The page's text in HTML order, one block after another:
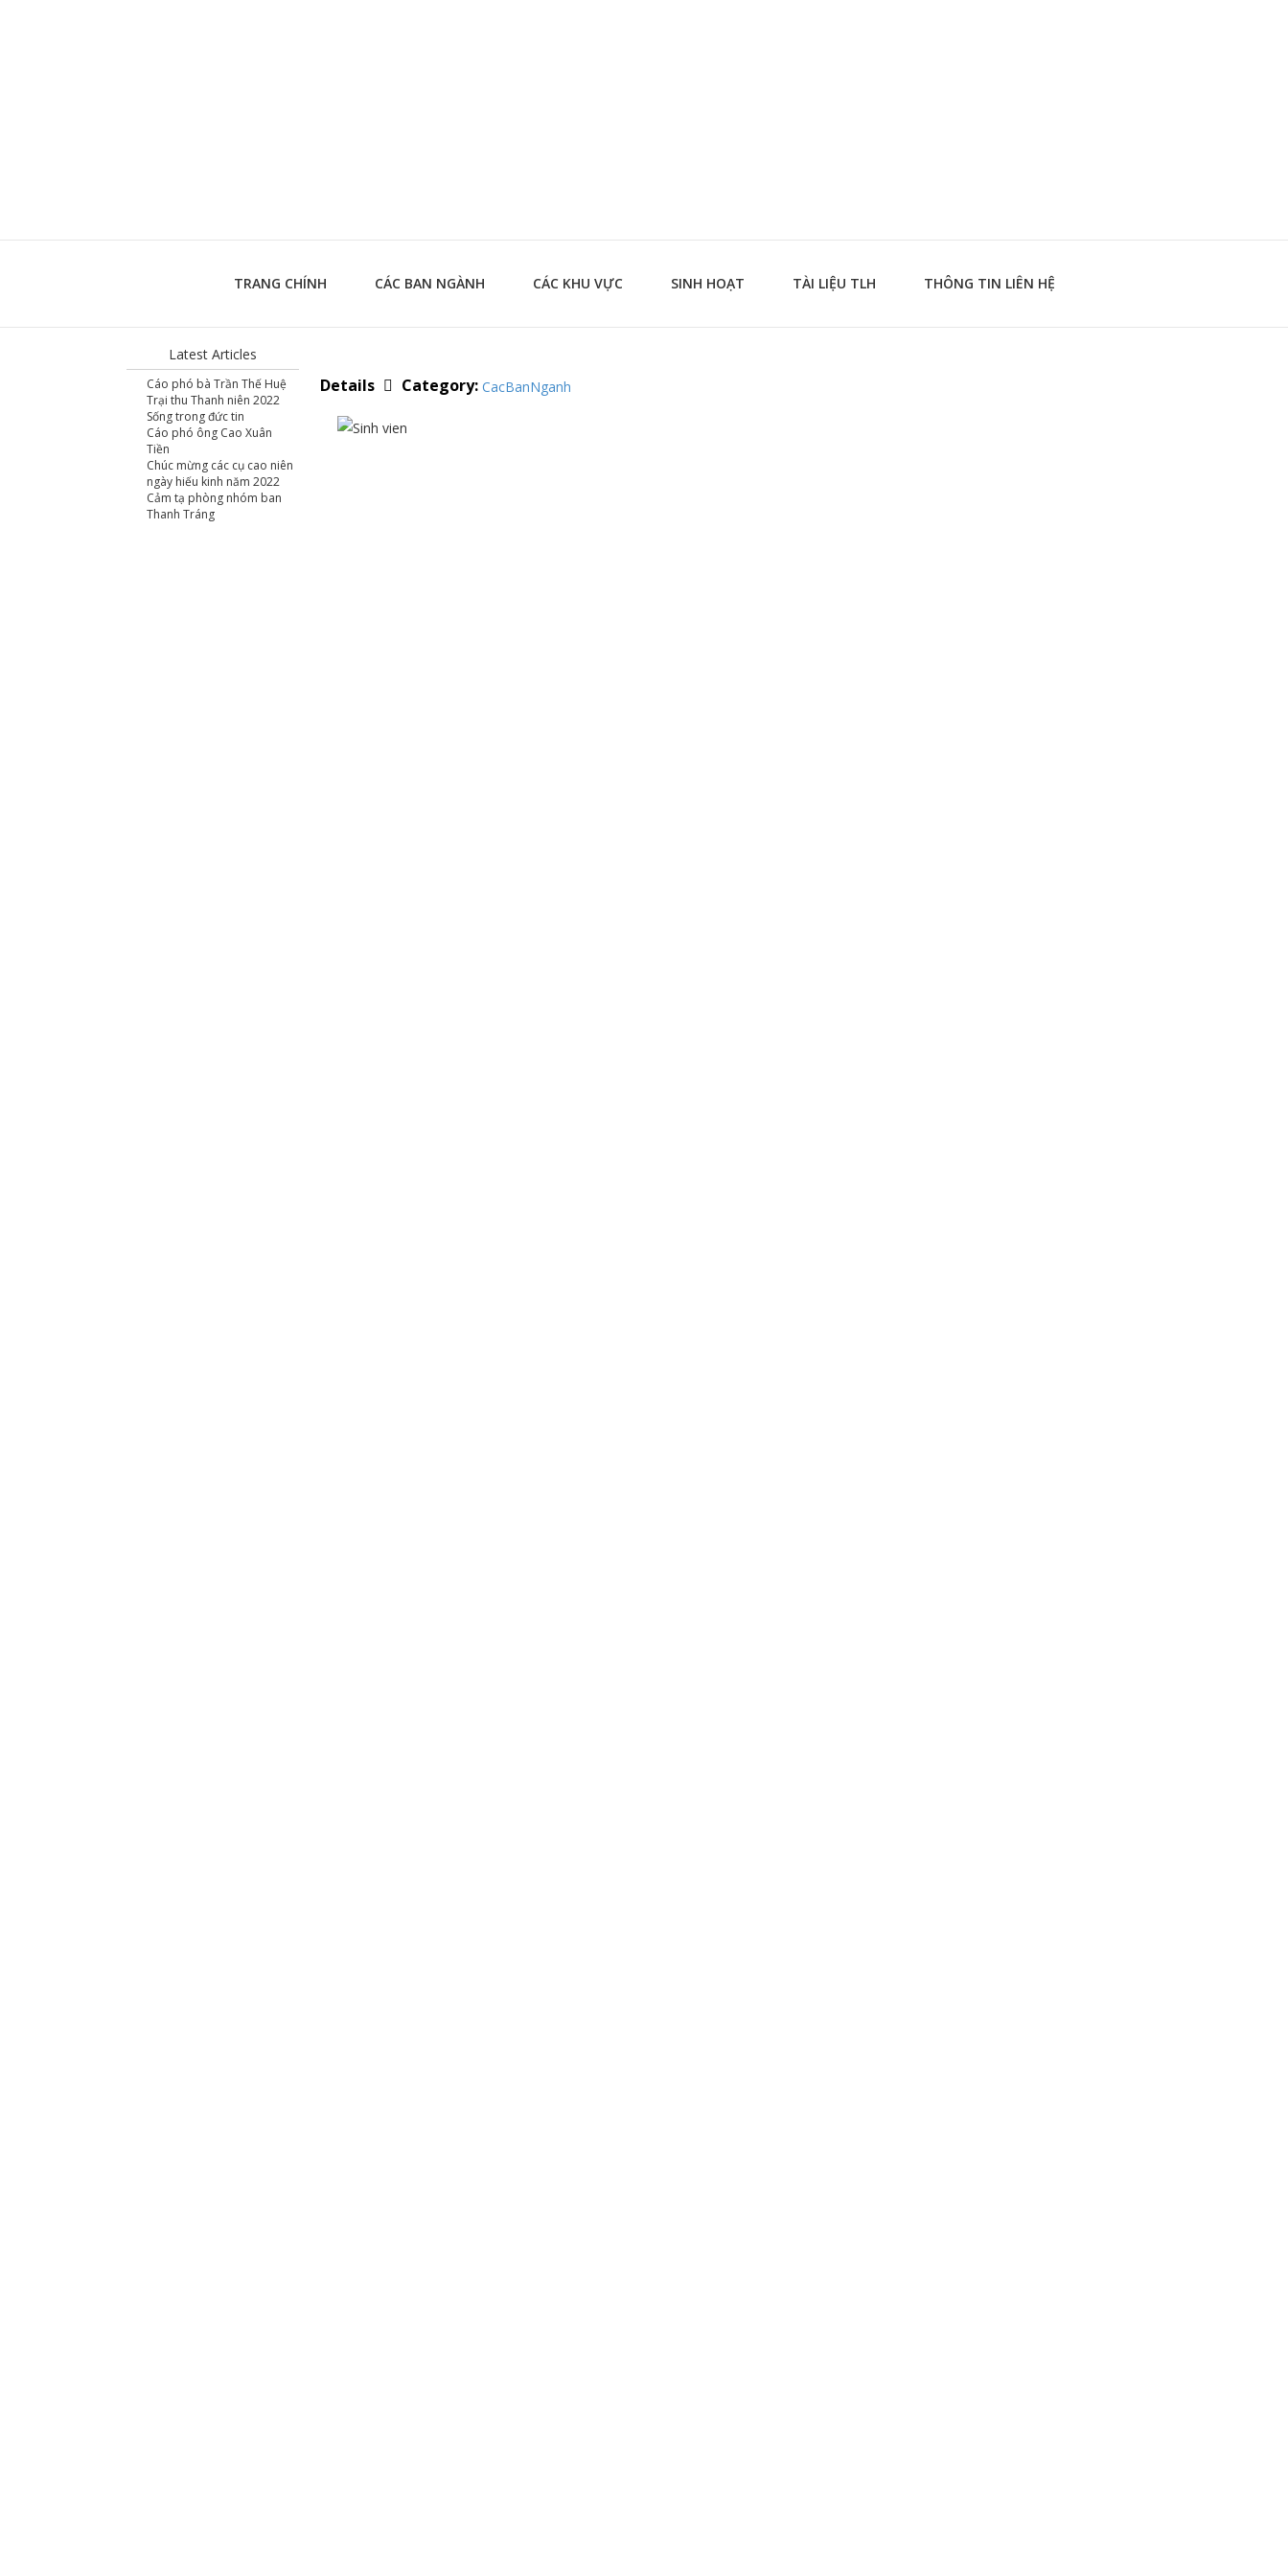
TRANG CHÍNH CÁC BAN NGÀNH CÁC KHU VỰC SINH HOẠT TÀI LIỆU TLH THÔNG TIN LIÊN HỆ
Latest Articles
Cáo phó bà Trần Thế Huệ
Trại thu Thanh niên 2022
Sống trong đức tin
Cáo phó ông Cao Xuân
Tiền
Chúc mừng các cụ cao niên
ngày hiếu kinh năm 2022
Cảm tạ phòng nhóm ban
Thanh Tráng
Details Category: CacBanNganh